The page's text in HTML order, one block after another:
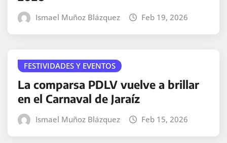
Ismael Muñoz Blázquez Feb 19, 2026
FESTIVIDADES Y EVENTOS
La comparsa PDLV vuelve a brillar
en el Carnaval de Jaraíz
Ismael Muñoz Blázquez Feb 15, 2026